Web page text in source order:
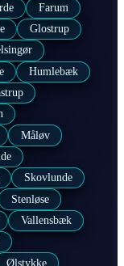
Farum
Glostrup
Humlebæk
Måløv
Skovlunde
Stenløse
Vallensbæk
Ølstykke